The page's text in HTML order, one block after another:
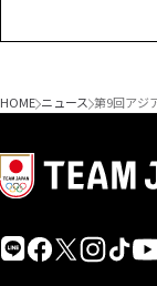
HOME ニュース 第9回アジ